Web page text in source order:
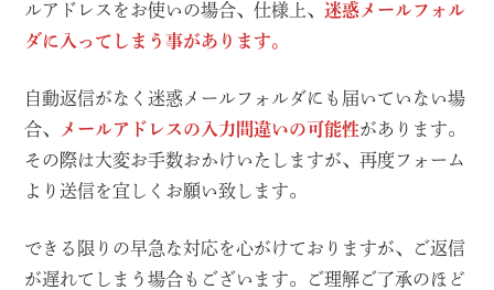
ルアドレスをお使いの場合、仕様上、迷惑メールフォル
ダに入ってしまう事があります。
自動返信がなく迷惑メールフォルダにも届いていない場
合、
メールアドレスの入力間違いの可能性があります。
その際は大変お手数おかけいたしますが、再度フォーム
より送信を宜しくお願い致します。
できる限りの早急な対応を心がけておりますが、ご返信
が遅れてしまう場合もございます。ご理解ご了承のほど